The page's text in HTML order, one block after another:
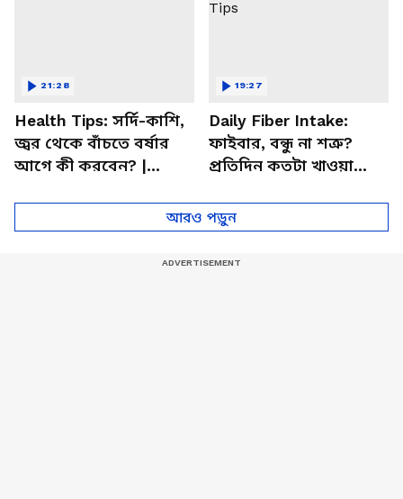
Health Tips: সর্দি-কাশি,
জ্বর থেকে বাঁচতে বর্ষার
আগে কী করবেন? |
21:28
Daily Fiber Intake:
ফাইবার, বন্ধু না শত্রু?
প্রতিদিন কতটা খাওয়া
Health Tips
19:27
আরও পড়ুন